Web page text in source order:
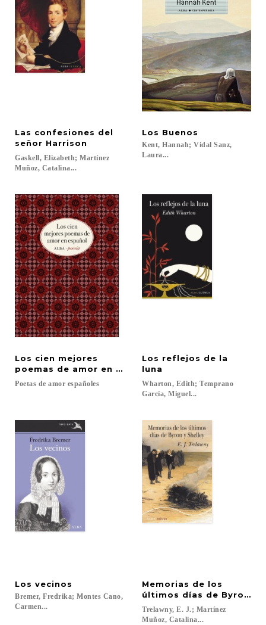
Las confesiones del
señor Harrison
Gaskell, Elizabeth; Martínez
Muñoz, Catalina...
Los Buenos
Kent, Hannah; Vidal Sanz,
Laura...
Los cien mejores
poemas de amor en español
Poetas de amor españoles
Los reflejos de la
luna
Wharton, Edith; Temprano
García, Miguel...
Los vecinos
Bremer, Fredrika; Montes Cano,
Carmen...
Memorias de los
últimos días de Byron y
Trelawny, E. J.; Martínez
Muñoz, Catalina...